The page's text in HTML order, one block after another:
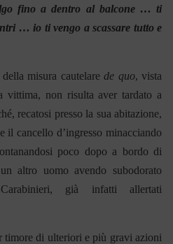
fino a dentro al balcone … ti
… io ti vengo a scassare tutto e
misura cautelarede quo, vista
vittima, non risulta aver tardato a
recatosi presso la sua abitazione,
il cancello d’ingresso minacciando
poco dopo a bordo di
altro uomo avendo subodorato
già infatti allertati
timore di ulteriori e più gravi azioni